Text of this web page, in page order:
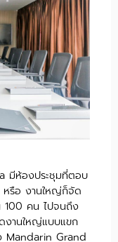
มีห้องประชุมที่ตอบ
หรือ งานใหญ่ก็จัด
100 คน ไปจนถึง
งานใหญ่แบบแขก
Mandarin Grand